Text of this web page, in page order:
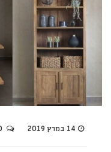
14 במרץ 2019